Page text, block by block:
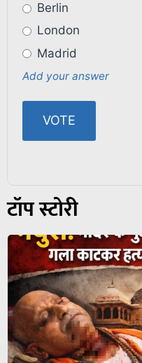
Berlin
London
Madrid
Add your answer
टॉप स्टोरी